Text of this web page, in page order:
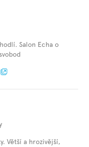
Salon Echa o
Větší a hrozivější,